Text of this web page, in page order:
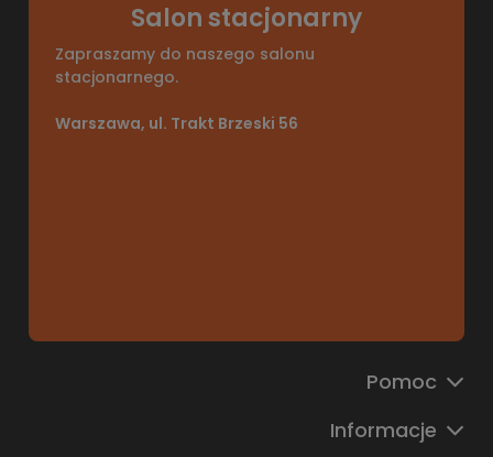
Salon stacjonarny
Zapraszamy do naszego salonu
stacjonarnego.
Warszawa, ul. Trakt Brzeski 56
Pomoc
Informacje